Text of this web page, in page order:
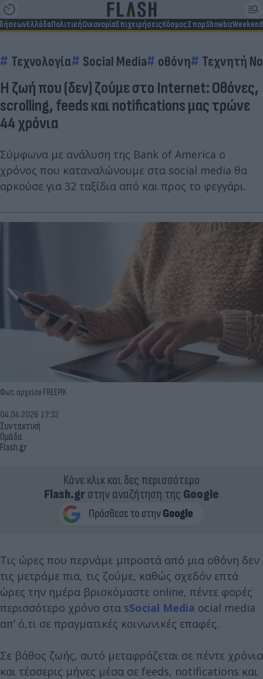
ΕλλάδαΠολιτικήΟικονομίαΕπιχειρήσειςΚόσμοςΣπορShowbizWeekend
Τεχνολογία Social Media οθόνη Τεχνητή
Η ζωή που (δεν) ζούμε στο Ιnternet: Οθόνες,
scrolling, feeds και notifications μας τρώνε
44 χρόνια
Σύμφωνα με ανάλυση της Bank of America ο
χρόνος που καταναλώνουμε στα social media θα
αρκούσε για 32 ταξίδια από και προς το φεγγάρι.
Φωτ. αρχείου FREEPIK
Συντακτική
Ομάδα
Flash.gr
04.04.2026 17:32
Κάνε κλικ και δες περισσότερο
Flash.grστην αναζήτηση της Google
Τις ώρες που περνάμε μπροστά από μια οθόνη δεν
τις μετράμε πια, τις ζούμε, καθώς σχεδόν επτά
ώρες την ημέρα βρισκόμαστε online, πέντε φορές
περισσότερο χρόνο στα sSocial Media ocial media
απ’ ό,τι σε πραγματικές κοινωνικές επαφές.
Σε βάθος ζωής, αυτό μεταφράζεται σε πέντε χρόνια
και τέσσερις μήνες μέσα σε feeds, notifications και